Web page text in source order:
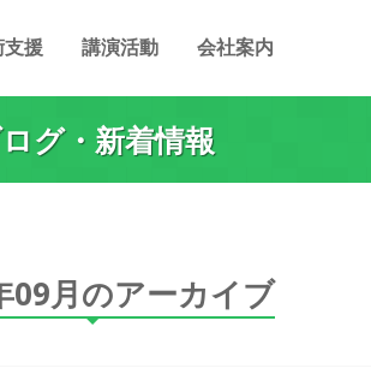
支援 講演活動 会社案内
グ・新着情報
09月のアーカイブ